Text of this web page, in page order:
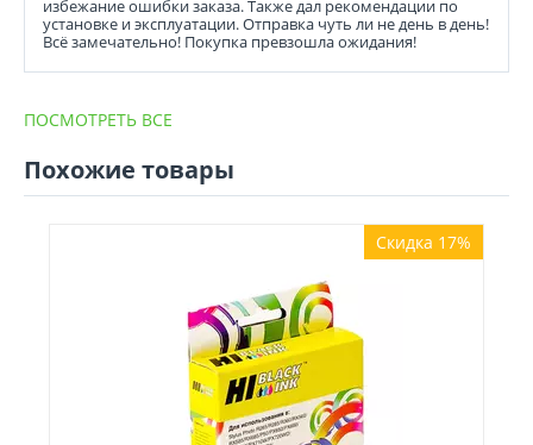
избежание ошибки заказа. Также дал рекомендации по
установке и эксплуатации. Отправка чуть ли не день в день!
Всё замечательно! Покупка превзошла ожидания!
ПОСМОТРЕТЬ ВСЕ
Похожие товары
Скидка 17%